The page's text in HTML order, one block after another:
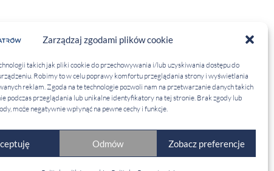
Zarządzaj zgodami plików cookie
takich jak pliki cookie do przechowywania i/lub uzyskiwania dostępu do
Robimy to w celu poprawy komfortu przeglądania strony i wyświetlania
reklam. Zgoda na te technologie pozwoli nam na przetwarzanie danych takich
podczas przeglądania lub unikalne identyfikatory na tej stronie. Brak zgody lub
może negatywnie wpłynąć na pewne cechy i funkcje.
Odmów Zobacz preferencje